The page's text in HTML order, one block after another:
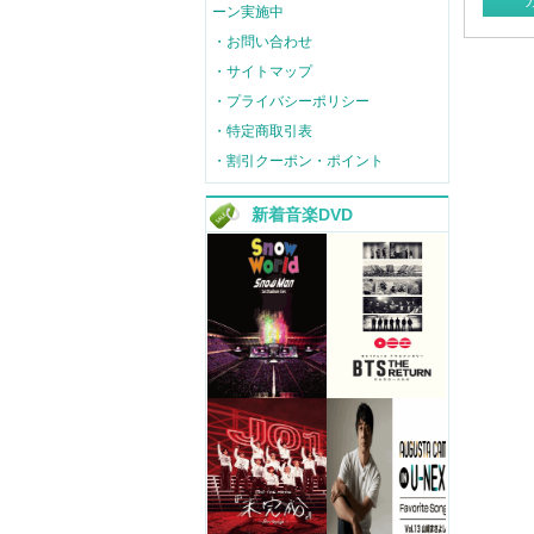
ーン実施中
・お問い合わせ
・サイトマップ
・プライバシーポリシー
・特定商取引表
・割引クーポン・ポイント
新着音楽DVD